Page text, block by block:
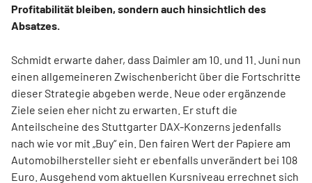
Profitabilität bleiben, sondern auch hinsichtlich des
Absatzes.
Schmidt erwarte daher, dass Daimler am 10. und 11. Juni nun
einen allgemeineren Zwischenbericht über die Fortschritte
dieser Strategie abgeben werde. Neue oder ergänzende
Ziele seien eher nicht zu erwarten. Er stuft die
Anteilscheine des Stuttgarter DAX-Konzerns jedenfalls
nach wie vor mit „Buy“ ein. Den fairen Wert der Papiere am
Automobilhersteller sieht er ebenfalls unverändert bei 108
Euro. Ausgehend vom aktuellen Kursniveau errechnet sich